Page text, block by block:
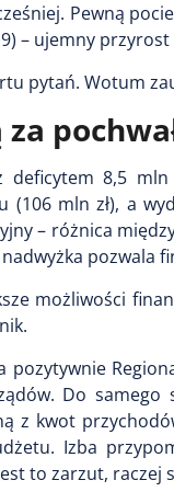
Pewną
– ujemny
pytań. Wotum
deficytem 8,5
(106 mln zł), a
– różnica
nadwyżka
możliwości
pozytywnie
Do samego
z kwot
Izba
to zarzut, raczej